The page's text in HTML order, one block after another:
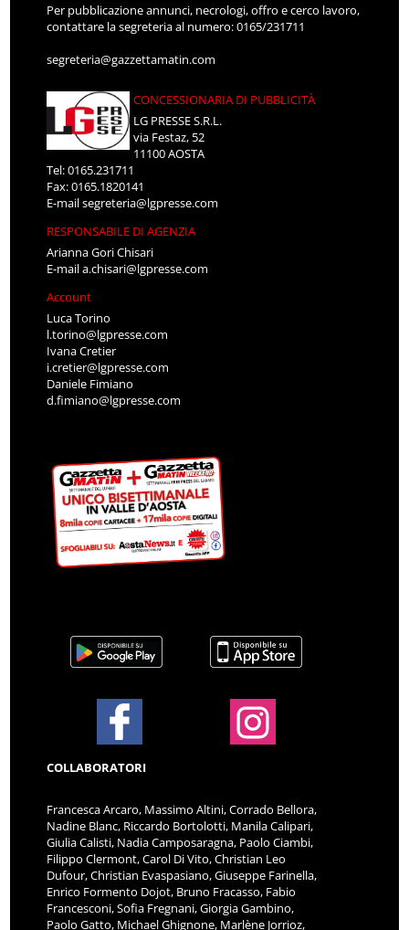
Per pubblicazione annunci, necrologi, offro e cerco lavoro,
contattare la segreteria al numero: 0165/231711
segreteria@gazzettamatin.com
CONCESSIONARIA DI PUBBLICITÀ
LG PRESSE S.R.L.
via Festaz, 52
11100 AOSTA
Tel: 0165.231711
Fax: 0165.1820141
E-mailsegreteria@lgpresse.com
RESPONSABILE DI AGENZIA
Arianna Gori Chisari
E-maila.chisari@lgpresse.com
Account
Luca Torino
l.torino@lgpresse.com
Ivana Cretier
i.cretier@lgpresse.com
Daniele Fimiano
d.fimiano@lgpresse.com
COLLABORATORI
Francesca Arcaro, Massimo Altini, Corrado Bellora,
Nadine Blanc, Riccardo Bortolotti, Manila Calipari,
Giulia Calisti, Nadia Camposaragna, Paolo Ciambi,
Filippo Clermont, Carol Di Vito, Christian Leo
Dufour, Christian Evaspasiano, Giuseppe Farinella,
Enrico Formento Dojot, Bruno Fracasso, Fabio
Francesconi, Sofia Fregnani, Giorgia Gambino,
Paolo Gatto, Michael Ghignone, Marlène Jorrioz,